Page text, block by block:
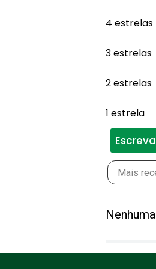
4 estrelas
3 estrelas
2 estrelas
1 estrela
Mais